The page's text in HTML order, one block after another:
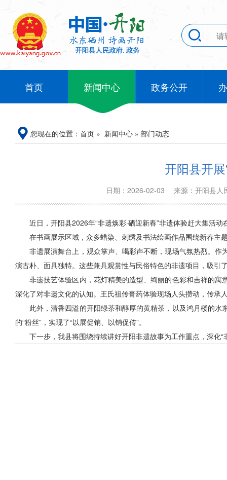
首页 新闻中心 政务公开
您现在的位置： 首页 » 新闻中心 » 部门动态
开阳县开
日期：2026-02-03 来源：开阳县
近日，开阳县2026年“非遗焕彩·硒迎新春”非遗体验赶大集活
在书画展示区域，众多蜡染、刺绣及书法绘画作品围绕新春主
非遗展演舞台上，观众掌声、喝彩声不断，现场气氛热烈。
演古朴、面具独特。这些兼具观赏性与民俗特色的非遗项目，吸引
非遗技艺体验区内，花灯精美的造型、绚丽的色彩和吉祥的
深化了对非遗文化的认知。王氏祖传膏药体验现场人头攒动，传
此外，清香四溢的开阳绿茶和醇厚的黄精茶，以及鸿月楼的
的“粉丝”，实现了“以展促销、以销促传”。
下一步，我县将围绕持续讲好开阳非遗故事为工作重点，深化